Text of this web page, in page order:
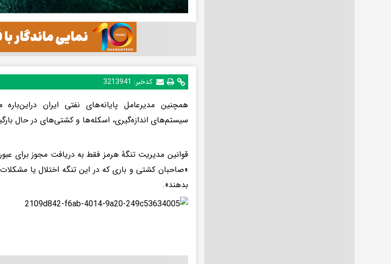
کدخبر: 3213941
همچنین مدیرعامل پایانه‌های نفتی ایران
سیستم‌های اندازه‌گیری، اسکله‌ها و کشتی‌های در حال
قوانین مدیریت تنگهٔ هرمز فقط به دریافت مجوز برای
«صاحبان کشتی و باری که در این تنگه اختلال یا
بدهند».